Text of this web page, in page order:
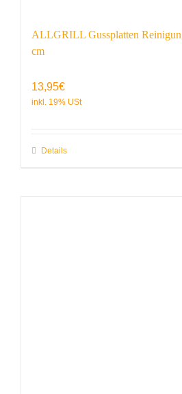
ALLGRILL Gussplatten
cm
13,95€
Details